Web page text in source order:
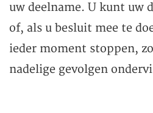
uw deelname. U kunt uw
of, als u besluit mee te
ieder moment stoppen,
nadelige gevolgen